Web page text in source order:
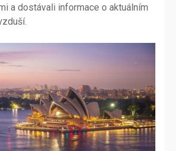
a dostávali informace o aktuálním